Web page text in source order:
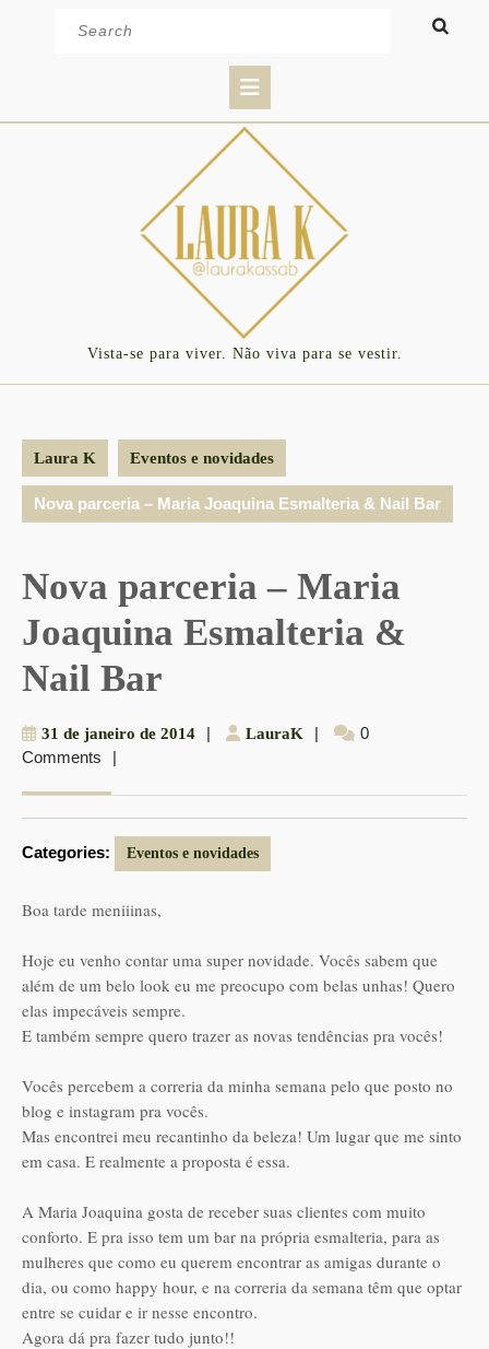
Button
Vista-se para viver. Não viva para se vestir.
Laura K Eventos e novidades
Nova parceria – Maria Joaquina Esmalteria & Nail Bar
Nova parceria – Maria
Joaquina Esmalteria &
Nail Bar
31 de janeiro de 201431| LauraK LauraK
|
0
Comments
|
Categories: Eventos e novidades
Boa tarde meniiinas,
Hoje eu venho contar uma super novidade. Vocês sabem que
além de um belo look eu me preocupo com belas unhas! Quero
elas impecáveis sempre.
E também sempre quero trazer as novas tendências pra vocês!
Vocês percebem a correria da minha semana pelo que posto no
blog e instagram pra vocês.
Mas encontrei meu recantinho da beleza! Um lugar que me sinto
em casa. E realmente a proposta é essa.
A Maria Joaquina gosta de receber suas clientes com muito
conforto. E pra isso tem um bar na própria esmalteria, para as
mulheres que como eu querem encontrar as amigas durante o
dia, ou como happy hour, e na correria da semana têm que optar
entre se cuidar e ir nesse encontro.
Agora dá pra fazer tudo junto!!